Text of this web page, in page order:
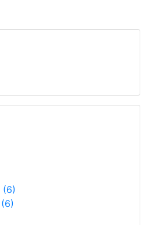
(6)
(6)